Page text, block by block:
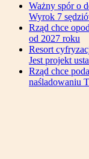
Ważny spór o
Wyrok 7
Rząd chce
od 2027 roku
Resort
Jest projekt
Rząd chce
naśladowaniu